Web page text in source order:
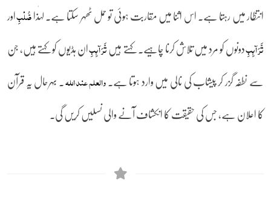
انتظار میں رہتا ہے۔ اس اثنا میں مقاربت ہوئی تو حمل ٹھہر سکتا ہے۔ لہٰذاصُّلۡبِاور
تَّرَآئِبِدونوں کو مرد میں تلاش کرنا چاہیے۔ کہتے ہیںتَّرَآئِبِان ہڈیوں کو کہتے ہیں، جن
سے نطفہ گزر کر پیشاب کی نالی میں وارد ہوتا ہے۔والعلم عند اللہ۔ بہرحال یہ قرآن
کا اعلان ہے، جس کی حقیقت کا انکشاف آنے والی نسلیں کریں گی۔